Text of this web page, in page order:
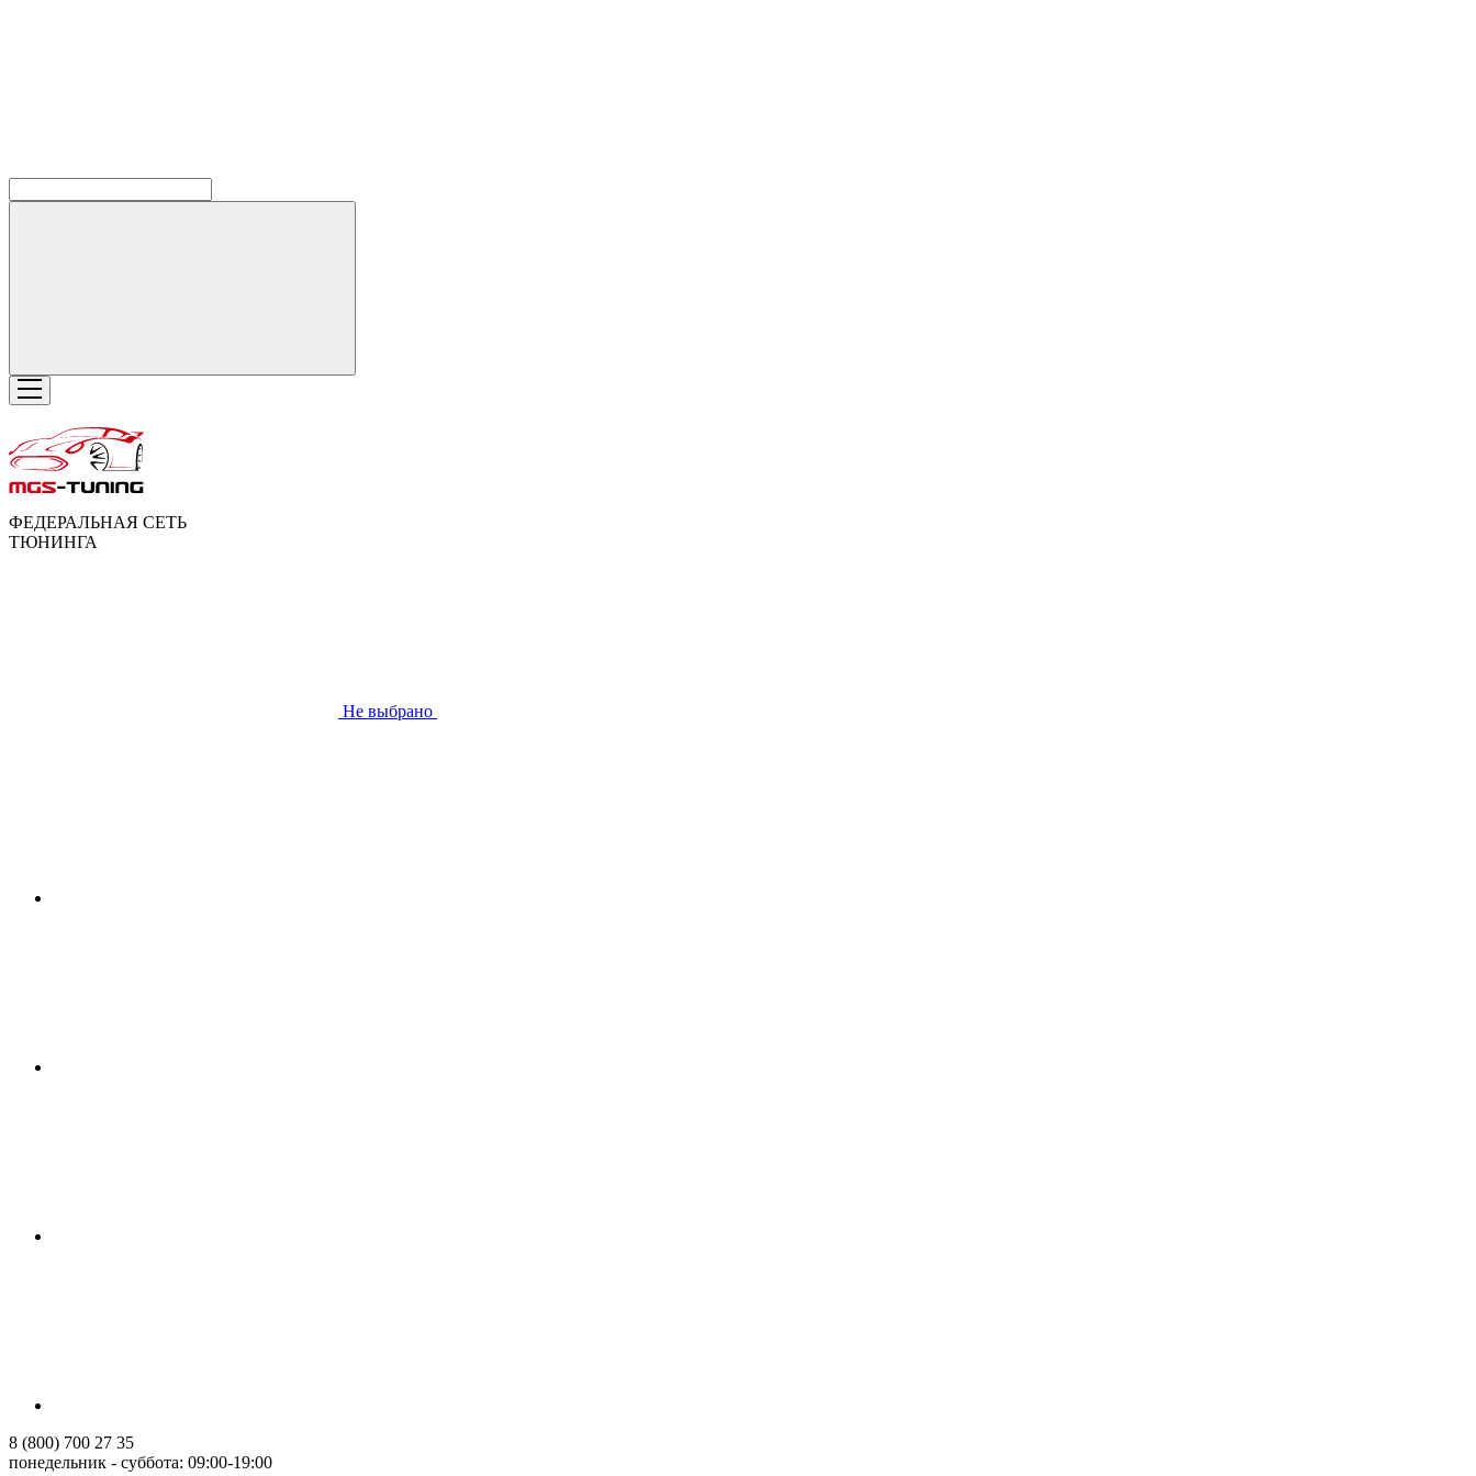
ФЕДЕРАЛЬНАЯ СЕТЬ
ТЮНИНГА
Не выбрано
8 (800) 700 27 35
понедельник - суббота: 09:00-19:00